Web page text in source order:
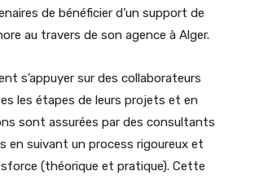
de bénéficier d’un support de
au travers de son agence à Alger.
s’appuyer sur des collaborateurs
les étapes de leurs projets et en
sont assurées par des consultants
en suivant un process rigoureux et
(théorique et pratique). Cette